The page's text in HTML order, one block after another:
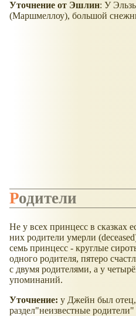
Уточнение от Эшлин: У
(Маршмеллоу), большой
Родители
Не у всех принцесс в сказках
них родители умерли
семь принцесс - круглые
одного родителя, пятеро
с двумя родителями, а у
упоминаний.
Уточнение: у Джейн был отец,
раздел"неизвестные